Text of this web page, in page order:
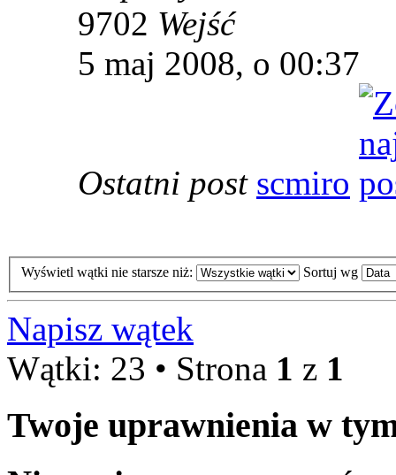
9702 Wejść
5 maj 2008, o 00:37
Ostatni post scmiro
Wyświetl wątki nie starsze niż: Sortuj wg
Napisz wątek
Wątki: 23 • Strona 1 z 1
Twoje uprawnienia w